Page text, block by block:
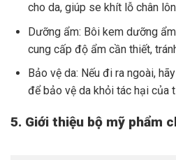
cho da, giúp se khít lỗ chân
Dưỡng ẩm: Bôi kem dưỡng
cung cấp độ ẩm cần thiết,
Bảo vệ da: Nếu đi ra ngoài,
để bảo vệ da khỏi tác hại của
5. Giới thiệu bộ mỹ phẩm